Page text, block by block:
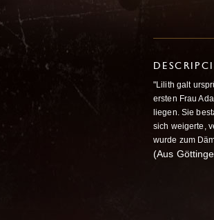
"Lilith galt
ersten Frau
liegen. Sie
sich weigerte,
wurde zum
(Aus